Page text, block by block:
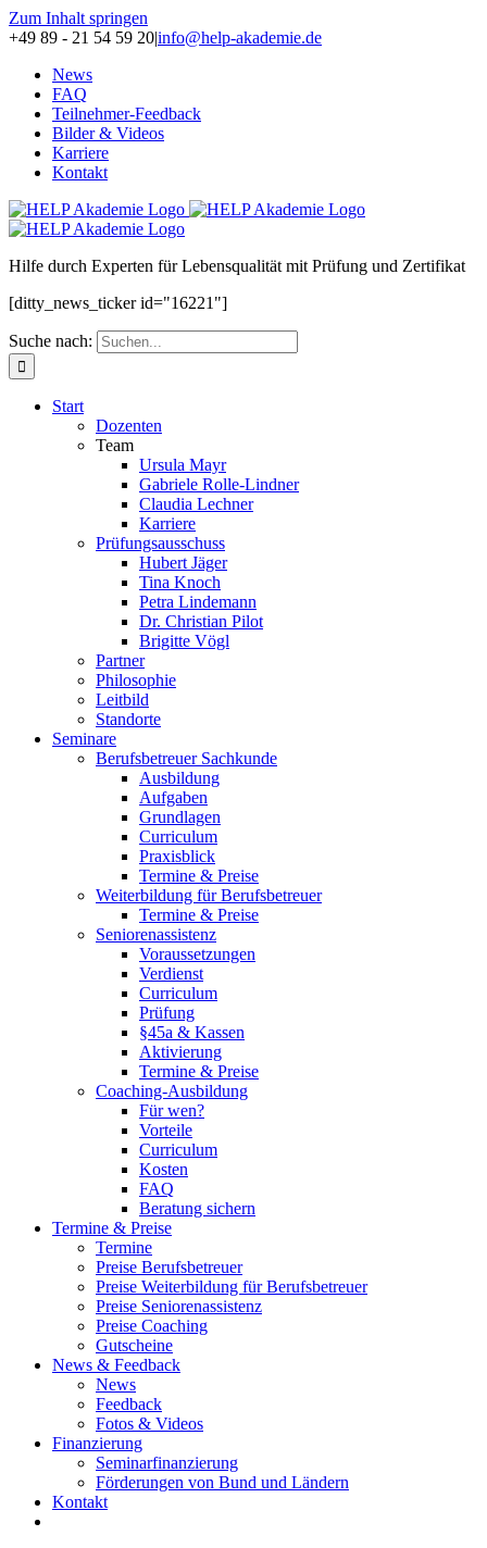
Zum Inhalt springen
+49 89 - 21 54 59 20|info@help-akademie.de
News
FAQ
Teilnehmer-Feedback
Bilder & Videos
Karriere
Kontakt
Hilfe durch Experten fürLebensqualität mit Prüfung und Zertifikat
[ditty_news_ticker id="16221"]
Suche nach:
Start
Dozenten
Team
Ursula Mayr
Gabriele Rolle-Lindner
Claudia Lechner
Karriere
Prüfungsausschuss
Hubert Jäger
Tina Knoch
Petra Lindemann
Dr. Christian Pilot
Brigitte Vögl
Partner
Philosophie
Leitbild
Standorte
Seminare
Berufsbetreuer Sachkunde
Ausbildung
Aufgaben
Grundlagen
Curriculum
Praxisblick
Termine & Preise
Weiterbildung für Berufsbetreuer
Termine & Preise
Seniorenassistenz
Voraussetzungen
Verdienst
Curriculum
Prüfung
§45a & Kassen
Aktivierung
Termine & Preise
Coaching-Ausbildung
Für wen?
Vorteile
Curriculum
Kosten
FAQ
Beratung sichern
Termine & Preise
Termine
Preise Berufsbetreuer
Preise Weiterbildung für Berufsbetreuer
Preise Seniorenassistenz
Preise Coaching
Gutscheine
News & Feedback
News
Feedback
Fotos & Videos
Finanzierung
Seminarfinanzierung
Förderungen von Bund und Ländern
Kontakt